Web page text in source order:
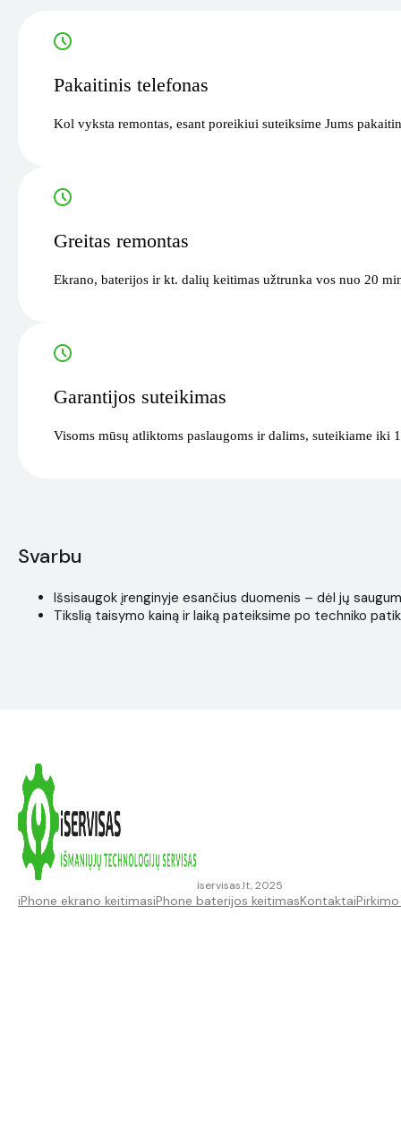
Pakaitinis telefonas
Kol vyksta remontas, esant poreikiui suteiksime Jums
Greitas remontas
Ekrano, baterijos ir kt. dalių keitimas užtrunka vos nuo 20
Garantijos suteikimas
Visoms mūsų atliktoms paslaugoms ir dalims, suteikiame iki
Svarbu
Išsisaugok įrenginyje esančius duomenis – dėl jų
Tikslią taisymo kainą ir laiką pateiksime po techniko
iservisas.lt, 2025
iPhone ekrano keitimasiPhone baterijos keitimasKontaktai